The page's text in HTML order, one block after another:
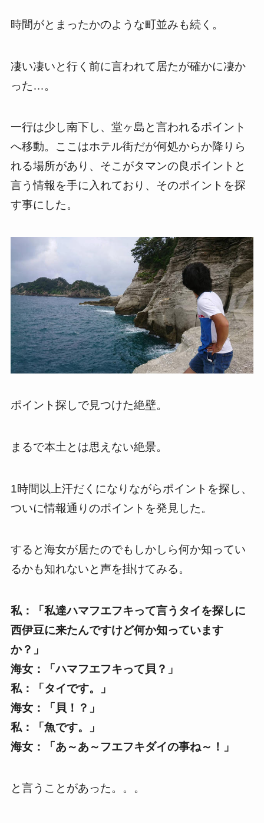
時間がとまったかのような町並みも続く。
凄い凄いと行く前に言われて居たが確かに凄か
った…。
一行は少し南下し、堂ヶ島と言われるポイント
へ移動。ここはホテル街だが何処からか降りら
れる場所があり、そこがタマンの良ポイントと
言う情報を手に入れており、そのポイントを探
す事にした。
ポイント探しで見つけた絶壁。
まるで本土とは思えない絶景。
1時間以上汗だくになりながらポイントを探し、
ついに情報通りのポイントを発見した。
すると海女が居たのでもしかしら何か知ってい
るかも知れないと声を掛けてみる。
私：「私達ハマフエフキって言うタイを探しに
西伊豆に来たんですけど何か知っています
か？」
海女：「ハマフエフキって貝？」
私：「タイです。」
海女：「貝！？」
私：「魚です。」
海女：「あ～あ～フエフキダイの事ね～！」
と言うことがあった。。。